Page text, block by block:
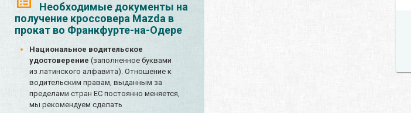
Необходимые документы на
получение кроссовера Mazda в
прокат во Франкфурте-на-Одере
Национальное водительское
удостоверение (заполненное буквами
из латинского алфавита). Отношение к
водительским правам, выданным за
пределами стран ЕС постоянно меняется,
мы рекомендуем сделать